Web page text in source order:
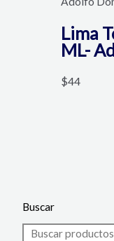
Buscar
Lima
ML-
$44